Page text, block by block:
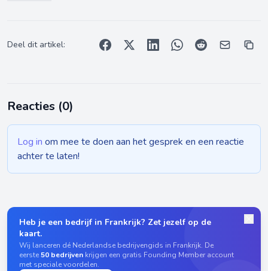
Deel dit artikel:
Reacties (0)
Log in om mee te doen aan het gesprek en een reactie
achter te laten!
Heb je een bedrijf in Frankrijk? Zet jezelf op de
kaart.
Wij lanceren dé Nederlandse bedrijvengids in Frankrijk. De
eerste50 bedrijven krijgen een gratis Founding Member account
met speciale voordelen.